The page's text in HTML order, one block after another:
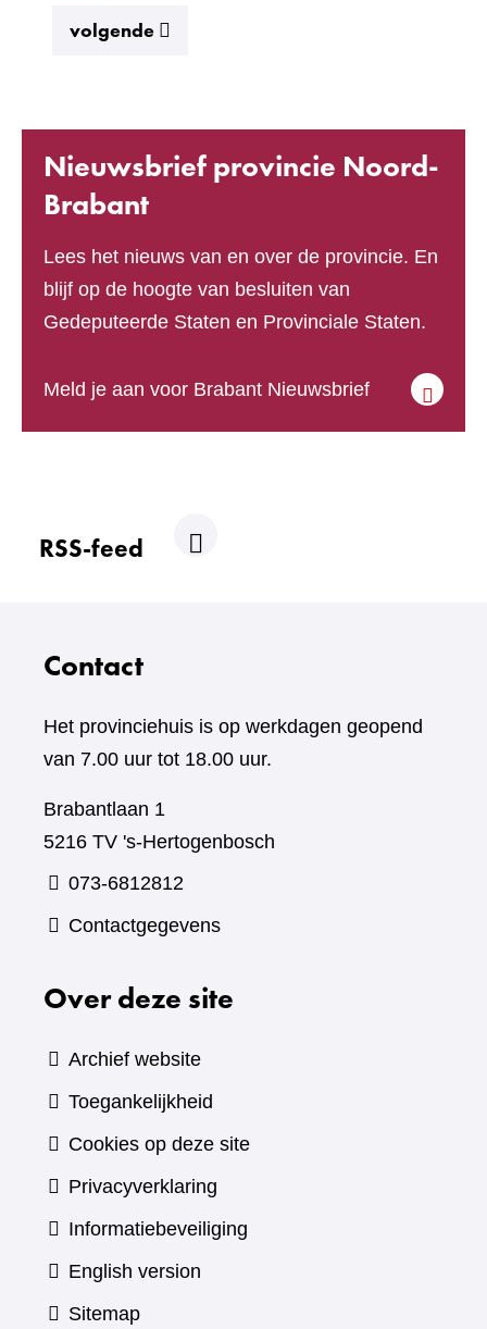
volgenderesultaten
Nieuwsbrief provincie Noord-
Brabant
Lees het nieuws van en over de provincie. En
blijf op de hoogte van besluiten van
Gedeputeerde Staten en Provinciale Staten.
Meld je aan voor Brabant Nieuwsbrief(verwijst
RSS-feed
Contact
Het provinciehuis is op werkdagen geopend
van 7.00 uur tot 18.00 uur.
Brabantlaan 1
5216 TV 's-Hertogenbosch
073-6812812
Contactgegevens
Over deze site
Archief website
Toegankelijkheid
Cookies op deze site
Privacyverklaring
Informatiebeveiliging
English version
Sitemap